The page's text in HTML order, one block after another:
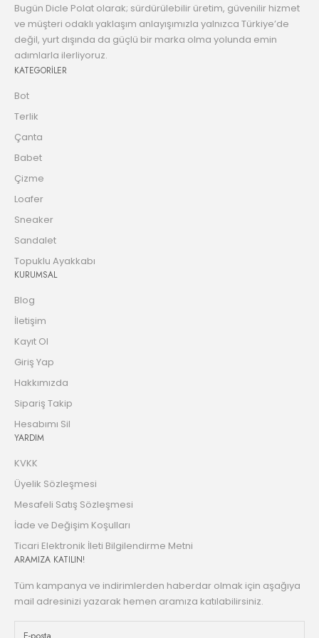
Bugün Dicle Polat olarak; sürdürülebilir üretim, güvenilir hizmet
ve müşteri odaklı yaklaşım anlayışımızla yalnızca Türkiye’de
değil, yurt dışında da güçlü bir marka olma yolunda emin
adımlarla ilerliyoruz.
KATEGORİLER
Bot
Terlik
Çanta
Babet
Çizme
Loafer
Sneaker
Sandalet
Topuklu Ayakkabı
KURUMSAL
Blog
İletişim
Kayıt Ol
Giriş Yap
Hakkımızda
Sipariş Takip
Hesabımı Sil
YARDIM
KVKK
Üyelik Sözleşmesi
Mesafeli Satış Sözleşmesi
İade ve Değişim Koşulları
Ticari Elektronik İleti Bilgilendirme Metni
ARAMIZA KATILIN!
Tüm kampanya ve indirimlerden haberdar olmak için aşağıya
mail adresinizi yazarak hemen aramıza katılabilirsiniz.